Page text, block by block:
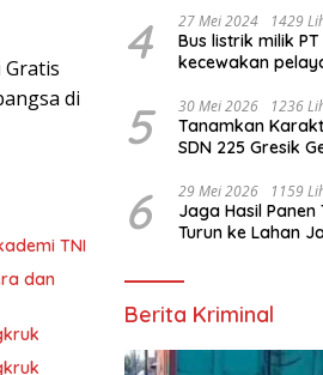
di
TNI
dan
4 27 Mei 2024 1429
Bus listrik milik
kecewakan
5 30 Mei 2026 1236
Tanamkan
SDN 225 Gresik
6 29 Mei 2026 1159
Jaga Hasil Panen
Turun ke Lahan
Berita Kriminal